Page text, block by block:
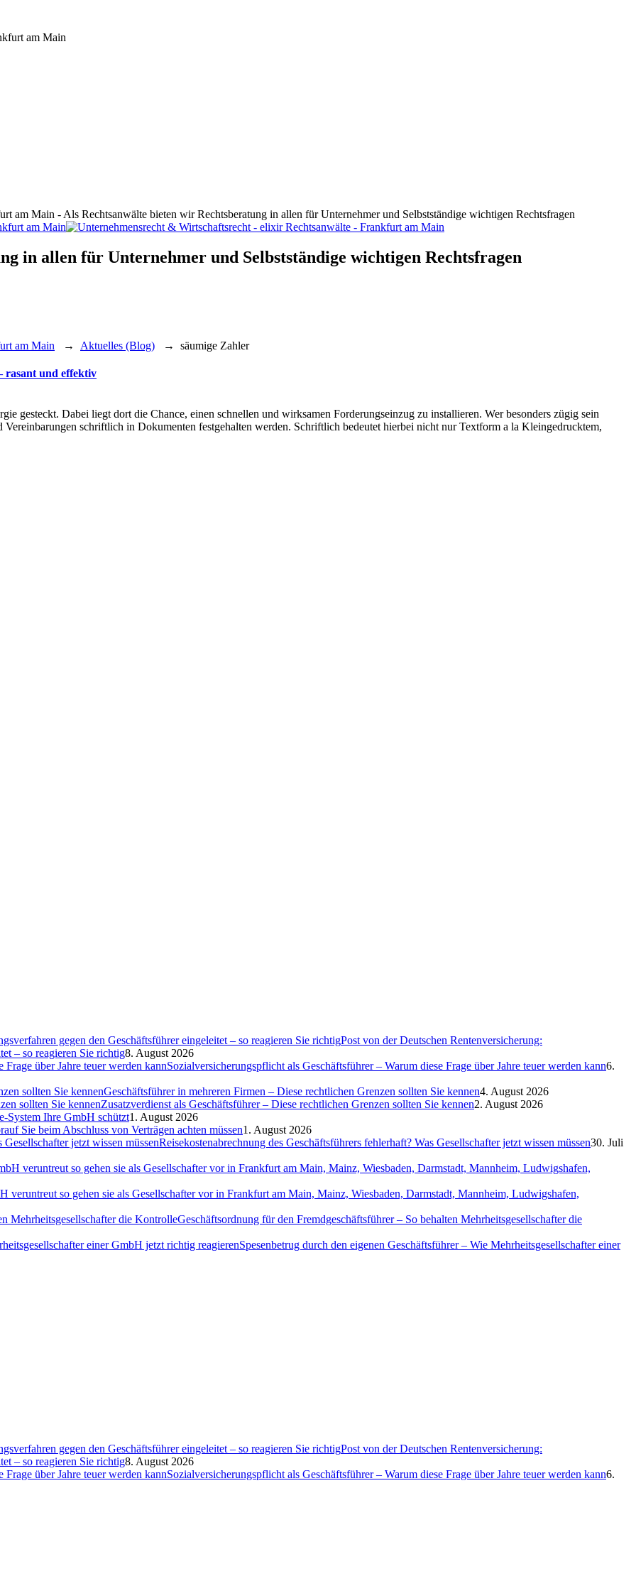
am Main - Als Rechtsanwälte bieten wir Rechtsberatung in allen für Unternehmer und Selbstständige wichtigen Rechtsfragen
in allen für Unternehmer und Selbstständige wichtigen Rechtsfragen
am Main → Aktuelles (Blog) → säumige Zahler
rasant und effektiv
gesteckt. Dabei liegt dort die Chance, einen schnellen und wirksamen Forderungseinzug zu installieren. Wer besonders zügig sein
schriftlich in Dokumenten festgehalten werden. Schriftlich bedeutet hierbei nicht nur Textform a la Kleingedrucktem,
Post von der Deutschen Rentenversicherung:
– so reagieren Sie richtig8. August 2026
Sozialversicherungspflicht als Geschäftsführer – Warum diese Frage über Jahre teuer werden kann6.
Geschäftsführer in mehreren Firmen – Diese rechtlichen Grenzen sollten Sie kennen4. August 2026
Zusatzverdienst als Geschäftsführer – Diese rechtlichen Grenzen sollten Sie kennen2. August 2026
System Ihre GmbH schützt1. August 2026
Sie beim Abschluss von Verträgen achten müssen1. August 2026
Reisekostenabrechnung des Geschäftsführers fehlerhaft? Was Gesellschafter jetzt wissen müssen30. Juli
veruntreut so gehen sie als Gesellschafter vor in Frankfurt am Main, Mainz, Wiesbaden, Darmstadt, Mannheim, Ludwigshafen,
Geschäftsordnung für den Fremdgeschäftsführer – So behalten Mehrheitsgesellschafter die
Spesenbetrug durch den eigenen Geschäftsführer – Wie Mehrheitsgesellschafter einer
Post von der Deutschen Rentenversicherung:
– so reagieren Sie richtig8. August 2026
Sozialversicherungspflicht als Geschäftsführer – Warum diese Frage über Jahre teuer werden kann6.